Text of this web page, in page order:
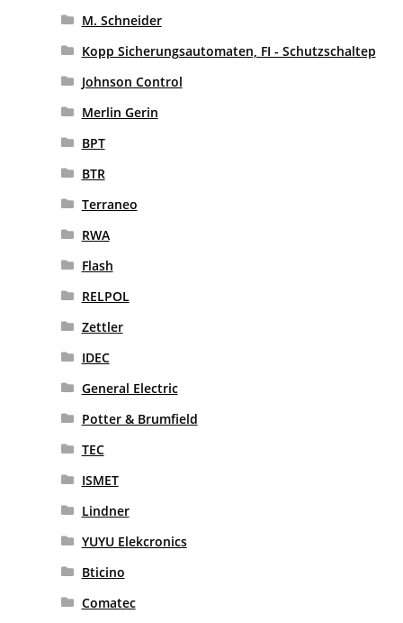
M. Schneider
Kopp Sicherungsautomaten, FI - Schutzschaltep
Johnson Control
Merlin Gerin
BPT
BTR
Terraneo
RWA
Flash
RELPOL
Zettler
IDEC
General Electric
Potter & Brumfield
TEC
ISMET
Lindner
YUYU Elekcronics
Bticino
Comatec